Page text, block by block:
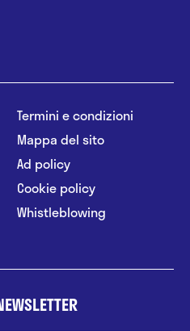
Termini e condizioni
Mappa del sito
Ad policy
Cookie policy
Whistleblowing